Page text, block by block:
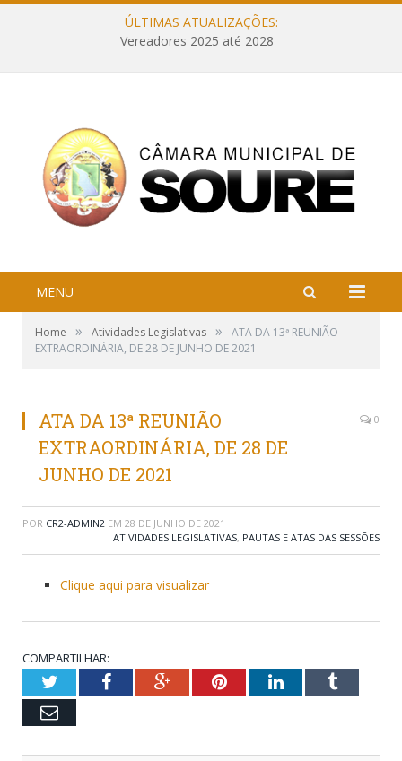
ÚLTIMAS ATUALIZAÇÕES:
Vereadores 2025 até 2028
MENU
Home » Atividades Legislativas »
ATA DA 13ª REUNIÃO
EXTRAORDINÁRIA, DE 28 DE JUNHO DE 2021
ATA DA 13ª REUNIÃO
EXTRAORDINÁRIA, DE 28 DE
JUNHO DE 2021
0
POR CR2-ADMIN2 EM 28 DE JUNHO DE 2021
ATIVIDADES LEGISLATIVAS, PAUTAS E ATAS DAS SESSÕES
Clique aqui para visualizar
COMPARTILHAR:
TwitterFacebookGoogle+PinterestLinkedInTumblr
Email